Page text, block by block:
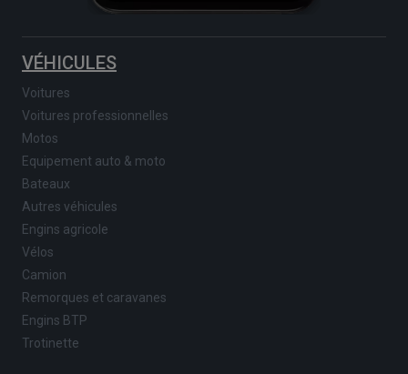
VÉHICULES
Voitures
Voitures professionnelles
Motos
Equipement auto & moto
Bateaux
Autres véhicules
Engins agricole
Vélos
Camion
Remorques et caravanes
Engins BTP
Trotinette